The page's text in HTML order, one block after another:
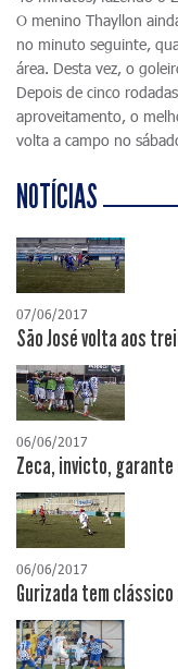
O menino Thayllon
no minuto seguinte,
área. Desta vez, o
Depois de cinco
aproveitamento, o
volta a campo no
NOTÍCIAS
07/06/2017
São José volta aos
06/06/2017
Zeca, invicto,
06/06/2017
Gurizada tem clássico